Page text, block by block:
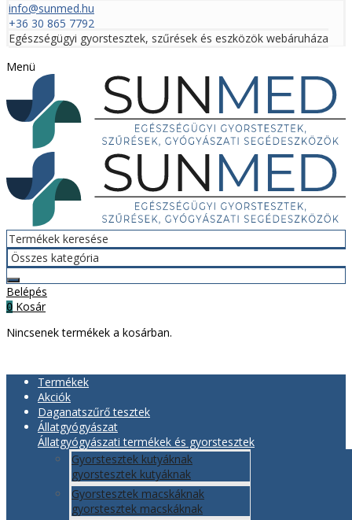
info@sunmed.hu
+36 30 865 7792
Egészségügyi gyorstesztek, szűrések és eszközök webáruháza
Menü
Belépés
0 Kosár
Nincsenek termékek a kosárban.
Termékek
Akciók
Daganatszűrő tesztek
Állatgyógyászat
Állatgyógyászati termékek és gyorstesztek
Gyorstesztek kutyáknak
gyorstesztek kutyáknak
Gyorstesztek macskáknak
gyorstesztek macskáknak